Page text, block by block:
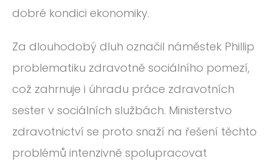
dobré kondici ekonomiky.
Za dlouhodobý dluh označil náměstek Phillip
problematiku zdravotně sociálního pomezí,
což zahrnuje i úhradu práce zdravotních
sester v sociálních službách. Ministerstvo
zdravotnictví se proto snaží na řešení těchto
problémů intenzivně spolupracovat